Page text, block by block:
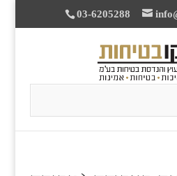
03-6205288